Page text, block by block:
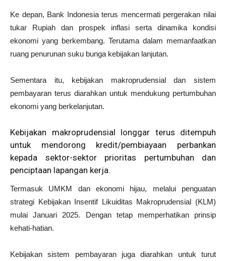
Ke depan, Bank Indonesia terus mencermati pergerakan nilai
tukar Rupiah dan prospek inflasi serta dinamika kondisi
ekonomi yang berkembang. Terutama dalam memanfaatkan
ruang penurunan suku bunga kebijakan lanjutan.
Sementara itu, kebijakan makroprudensial dan sistem
pembayaran terus diarahkan untuk mendukung pertumbuhan
ekonomi yang berkelanjutan.
Kebijakan makroprudensial longgar terus ditempuh
untuk mendorong kredit/pembiayaan perbankan
kepada sektor-sektor prioritas pertumbuhan dan
penciptaan lapangan kerja.
Termasuk UMKM dan ekonomi hijau, melalui penguatan
strategi Kebijakan Insentif Likuiditas Makroprudensial (KLM)
mulai Januari 2025. Dengan tetap memperhatikan prinsip
kehati-hatian.
Kebijakan sistem pembayaran juga diarahkan untuk turut